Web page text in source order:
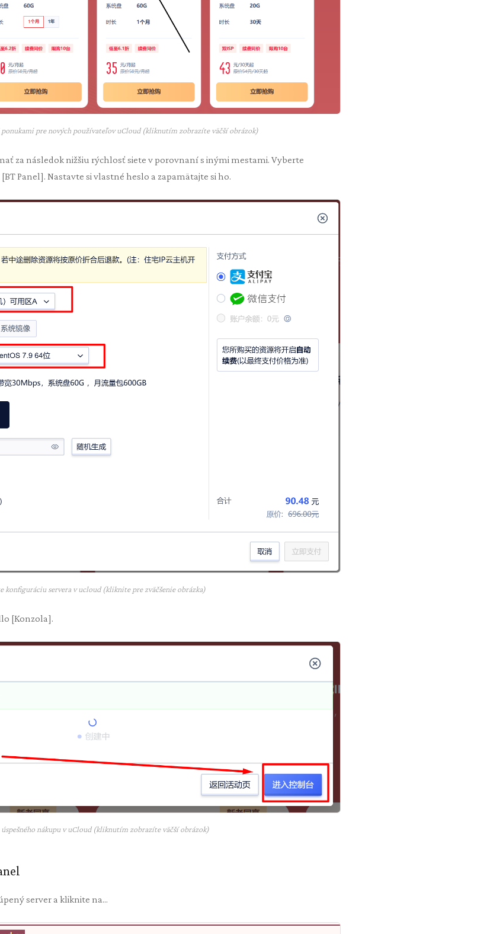
ponukami pre nových používateľov uCloud (kliknutím zobrazíte väčší obrázok)
za následok nižšiu rýchlosť siete v porovnaní s inými mestami. Vyberte
Panel]. Nastavte si vlastné heslo a zapamätajte si ho.
konfiguráciu servera v ucloud (kliknite pre zväčšenie obrázka)
[Konzola].
úspešného nákupu v uCloud (kliknutím zobrazíte väčší obrázok)
server a kliknite na...